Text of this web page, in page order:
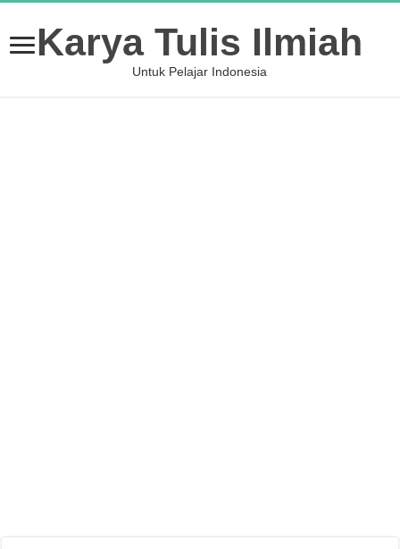
Karya Tulis Ilmiah
Untuk Pelajar Indonesia